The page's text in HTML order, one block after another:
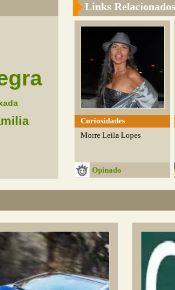
Links Relacionados
Curiosidades
Morre Leila Lopes
Opinado